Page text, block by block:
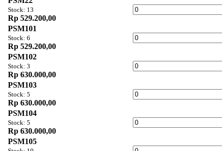
Stock: 13
Rp 529.200,00
PSM101
Stock: 6
Rp 529.200,00
PSM102
Stock: 3
Rp 630.000,00
PSM103
Stock: 5
Rp 630.000,00
PSM104
Stock: 5
Rp 630.000,00
PSM105